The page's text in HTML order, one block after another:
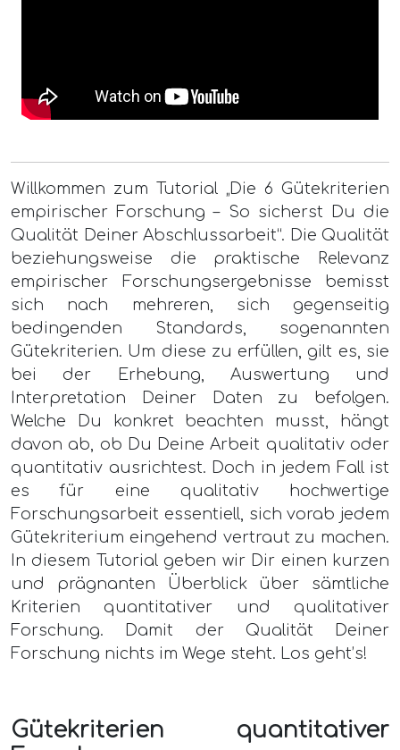
Willkommen zum Tutorial „Die 6 Gütekriterien
empirischer Forschung – So sicherst Du die
Qualität Deiner Abschlussarbeit“. Die Qualität
beziehungsweise die praktische Relevanz
empirischer Forschungsergebnisse bemisst
sich nach mehreren, sich gegenseitig
bedingenden Standards, sogenannten
Gütekriterien. Um diese zu erfüllen, gilt es, sie
bei der Erhebung, Auswertung und
Interpretation Deiner Daten zu befolgen.
Welche Du konkret beachten musst, hängt
davon ab, ob Du Deine Arbeit qualitativ oder
quantitativ ausrichtest. Doch in jedem Fall ist
es für eine qualitativ hochwertige
Forschungsarbeit essentiell, sich vorab jedem
Gütekriterium eingehend vertraut zu machen.
In diesem Tutorial geben wir Dir einen kurzen
und prägnanten Überblick über sämtliche
Kriterien quantitativer und qualitativer
Forschung. Damit der Qualität Deiner
Forschung nichts im Wege steht. Los geht’s!
Gütekriterien quantitativer